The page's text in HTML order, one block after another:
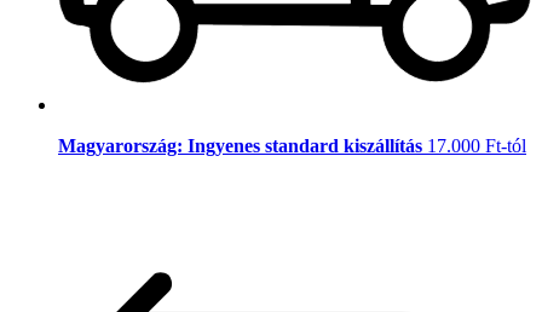
Magyarország: Ingyenes standard kiszállítás 17.000 Ft-tól